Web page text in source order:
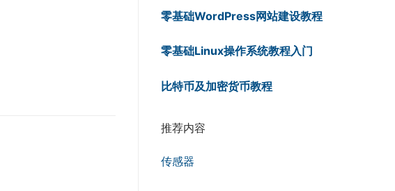
零基础WordPress网站建设教程
零基础Linux操作系统教程入门
比特币及加密货币教程
推荐内容
传感器